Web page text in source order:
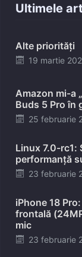
Ultimele
Alte priorități
Posted
19 martie
Amazon mi-a
Buds 5 Pro în
Posted
25 februarie
Linux 7.0-rc1:
performanță
Posted
23 februarie
iPhone 18
frontală
mic
Posted
23 februarie